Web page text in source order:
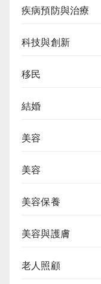
疾病預防與治療
科技與創新
移民
結婚
美容
美容
美容保養
美容與護膚
老人照顧